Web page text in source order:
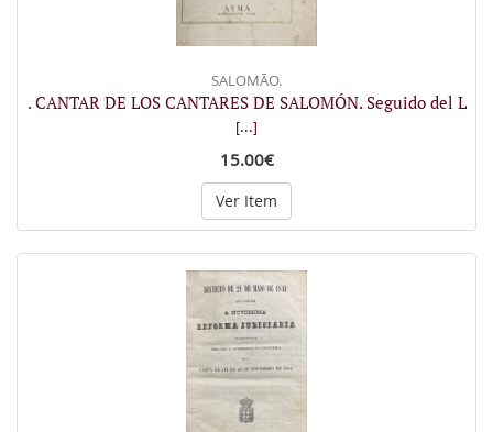
SALOMÃO.
. CANTAR DE LOS CANTARES DE SALOMÓN. Seguido del L
[...]
15.00€
Ver Item